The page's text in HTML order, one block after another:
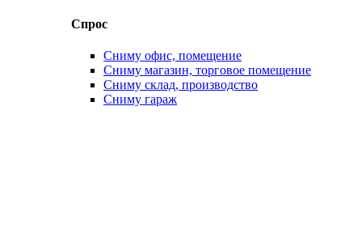
Спрос
Сниму офис, помещение
Сниму магазин, торговое помещение
Сниму склад, производство
Сниму гараж